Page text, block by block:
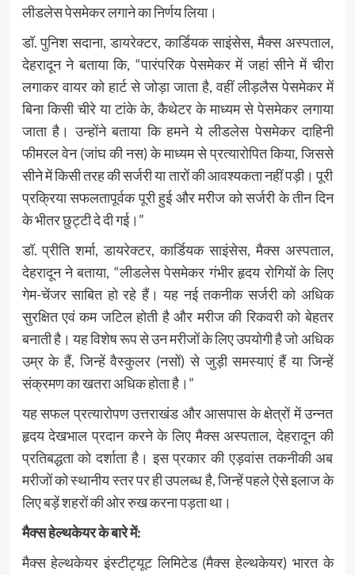
लीडलेस पेसमेकर लगाने का निर्णय लिया।
डॉ. पुनिश सदाना, डायरेक्टर, कार्डियक साइंसेस, मैक्स अस्पताल,
देहरादून ने बताया कि, “पारंपरिक पेसमेकर में जहां सीने में चीरा
लगाकर वायर को हार्ट से जोड़ा जाता है, वहीं लीड़लैस पेसमेकर में
बिना किसी चीरे या टांके के, कैथेटर के माध्यम से पेसमेकर लगाया
जाता है। उन्होंने बताया कि हमने ये लीडलेस पेसमेकर दाहिनी
फीमरल वेन (जांघ की नस) के माध्यम से प्रत्यारोपित किया, जिससे
सीने में किसी तरह की सर्जरी या तारों की आवश्यकता नहीं पड़ी। पूरी
प्रक्रिया सफलतापूर्वक पूरी हुई और मरीज को सर्जरी के तीन दिन
के भीतर छुट्टी दे दी गई।”
डॉ. प्रीति शर्मा, डायरेक्टर, कार्डियक साइंसेस, मैक्स अस्पताल,
देहरादून ने बताया, “लीडलेस पेसमेकर गंभीर हृदय रोगियों के लिए
गेम-चेंजर साबित हो रहे हैं। यह नई तकनीक सर्जरी को अधिक
सुरक्षित एवं कम जटिल होती है और मरीज की रिकवरी को बेहतर
बनाती है। यह विशेष रूप से उन मरीजों के लिए उपयोगी है जो अधिक
उम्र के हैं, जिन्हें वैस्कुलर (नसों) से जुड़ी समस्याएं हैं या जिन्हें
संक्रमण का खतरा अधिक होता है।”
यह सफल प्रत्यारोपण उत्तराखंड और आसपास के क्षेत्रों में उन्नत
हृदय देखभाल प्रदान करने के लिए मैक्स अस्पताल, देहरादून की
प्रतिबद्धता को दर्शाता है। इस प्रकार की एड़वांस तकनीकी अब
मरीजों को स्थानीय स्तर पर ही उपलब्ध है, जिन्हें पहले ऐसे इलाज के
लिए बड़ें शहरों की ओर रुख करना पड़ता था।
मैक्स हेल्थकेयर के बारे में:
मैक्स हेल्थकेयर इंस्टीट्यूट लिमिटेड (मैक्स हेल्थकेयर) भारत के